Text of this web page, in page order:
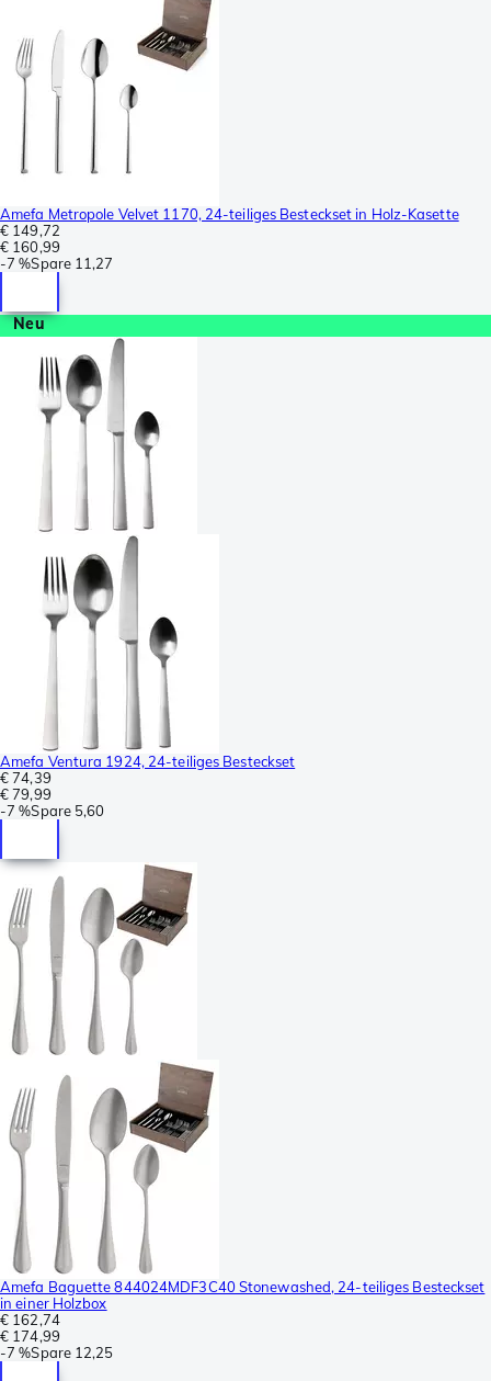
Amefa Metropole Velvet 1170, 24-teiliges Besteckset in Holz-Kasette
€ 149,72
€ 160,99
-7 %Spare 11,27
Neu
Amefa Ventura 1924, 24-teiliges Besteckset
€ 74,39
€ 79,99
-7 %Spare 5,60
Amefa Baguette 844024MDF3C40 Stonewashed, 24-teiliges Besteckset
in einer Holzbox
€ 162,74
€ 174,99
-7 %Spare 12,25